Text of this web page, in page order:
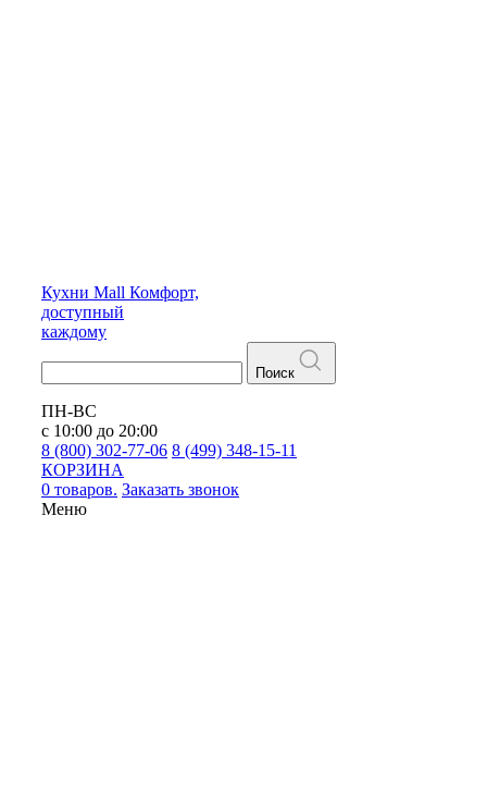
Кухни Mall Комфорт,
доступный
каждому
Поиск
ПН-ВС
с 10:00 до 20:00
8 (800) 302-77-06 8 (499) 348-15-11
КОРЗИНА
0 товаров. Заказать звонок
Меню